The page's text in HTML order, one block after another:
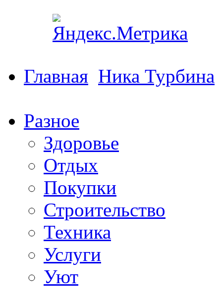
Главная Ника Турбина
Разное
Здоровье
Отдых
Покупки
Строительство
Техника
Услуги
Уют